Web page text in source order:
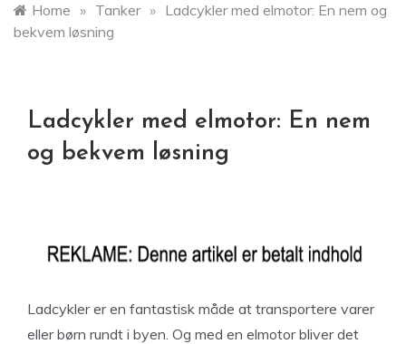
Home » Tanker » Ladcykler med elmotor: En nem og
bekvem løsning
Ladcykler med elmotor: En nem
og bekvem løsning
Ladcykler er en fantastisk måde at transportere varer
eller børn rundt i byen. Og med en elmotor bliver det